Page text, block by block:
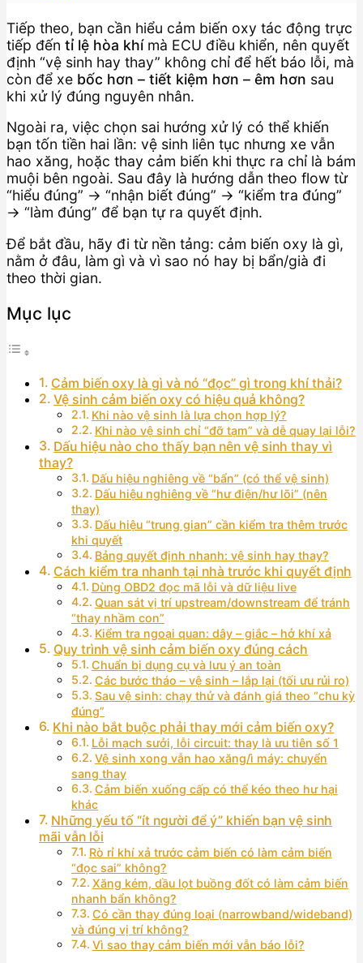
Tiếp theo, bạn cần hiểu cảm biến oxy tác động trực
tiếp đến tỉ lệ hòa khímà ECU điều khiển, nên quyết
định “vệ sinh hay thay” không chỉ để hết báo lỗi, mà
còn để xe bốc hơn – tiết kiệm hơn – êm hơn sau
khi xử lý đúng nguyên nhân.
Ngoài ra, việc chọn sai hướng xử lý có thể khiến
bạn tốn tiền hai lần: vệ sinh liên tục nhưng xe vẫn
hao xăng, hoặc thay cảm biến khi thực ra chỉ là bám
muội bên ngoài. Sau đây là hướng dẫn theo flow từ
“hiểu đúng” → “nhận biết đúng” → “kiểm tra đúng”
→ “làm đúng” để bạn tự ra quyết định.
Để bắt đầu, hãy đi từ nền tảng: cảm biến oxy là gì,
nằm ở đâu, làm gì và vì sao nó hay bị bẩn/già đi
theo thời gian.
Mục lục
Cảm biến oxy là gì và nó “đọc” gì trong khí thải?
Vệ sinh cảm biến oxy có hiệu quả không?
Khi nào vệ sinh là lựa chọn hợp lý?
Khi nào vệ sinh chỉ “đỡ tạm” và dễ quay lại lỗi?
Dấu hiệu nào cho thấy bạn nên vệ sinh thay vì
thay?
Dấu hiệu nghiêng về “bẩn” (có thể vệ sinh)
Dấu hiệu nghiêng về “hư điện/hư lõi” (nên
thay)
Dấu hiệu “trung gian” cần kiểm tra thêm trước
khi quyết
Bảng quyết định nhanh: vệ sinh hay thay?
Cách kiểm tra nhanh tại nhà trước khi quyết định
Dùng OBD2 đọc mã lỗi và dữ liệu live
Quan sát vị trí upstream/downstream để tránh
“thay nhầm con”
Kiểm tra ngoại quan: dây – giắc – hở khí xả
Quy trình vệ sinh cảm biến oxy đúng cách
Chuẩn bị dụng cụ và lưu ý an toàn
Các bước tháo – vệ sinh – lắp lại (tối ưu rủi ro)
Sau vệ sinh: chạy thử và đánh giá theo “chu kỳ
đúng”
Khi nào bắt buộc phải thay mới cảm biến oxy?
Lỗi mạch sưởi, lỗi circuit: thay là ưu tiên số 1
Vệ sinh xong vẫn hao xăng/ì máy: chuyển
sang thay
Cảm biến xuống cấp có thể kéo theo hư hại
khác
Những yếu tố “ít người để ý” khiến bạn vệ sinh
mãi vẫn lỗi
Rò rỉ khí xả trước cảm biến có làm cảm biến
“đọc sai” không?
Xăng kém, dầu lọt buồng đốt có làm cảm biến
nhanh bẩn không?
Có cần thay đúng loại (narrowband/wideband)
và đúng vị trí không?
Vì sao thay cảm biến mới vẫn báo lỗi?